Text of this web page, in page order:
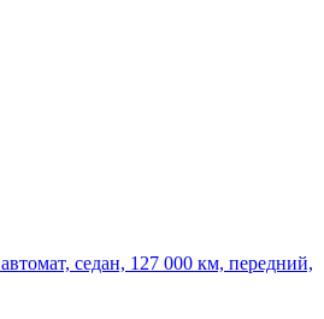
седан, 127 000 км, передний,